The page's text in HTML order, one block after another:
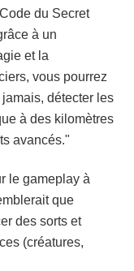
du Secret
à un
et la
vous pourrez
détecter les
à des kilomètres
avancés."
le gameplay à
que
des sorts et
(créatures,